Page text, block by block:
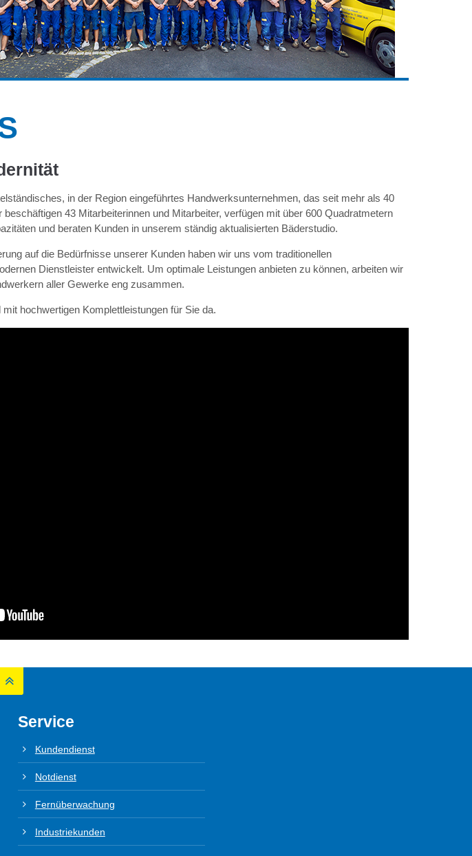
in der Region eingeführtes Handwerksunternehmen, das seit mehr als 40
43 Mitarbeiterinnen und Mitarbeiter, verfügen mit über 600 Quadratmetern
und beraten Kunden in unserem ständig aktualisierten Bäderstudio.
auf die Bedürfnisse unserer Kunden haben wir uns vom traditionellen
Dienstleister entwickelt. Um optimale Leistungen anbieten zu können, arbeiten wir
aller Gewerke eng zusammen.
hochwertigen Komplettleistungen für Sie da.
Service
Kundendienst
Notdienst
Fernüberwachung
Industriekunden